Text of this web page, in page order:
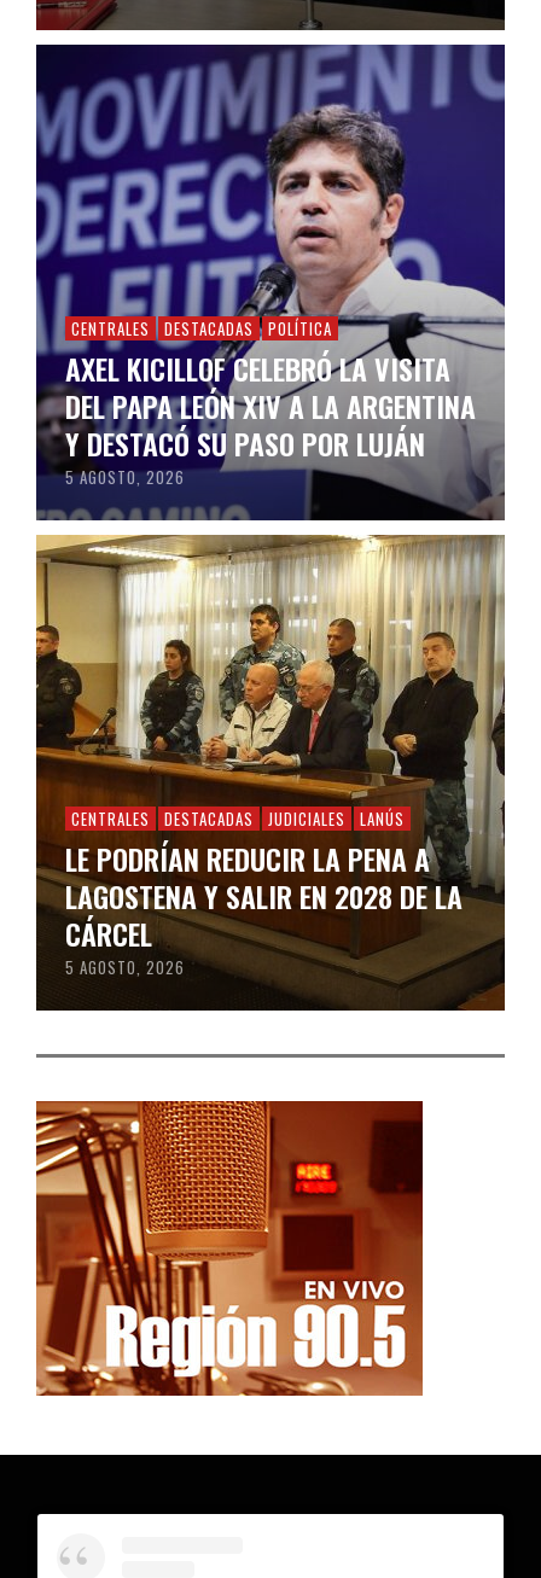
CENTRALES DESTACADAS POLÍTICA
AXEL KICILLOF CELEBRÓ LA VISITA
DEL PAPA LEÓN XIV A LA ARGENTINA
Y DESTACÓ SU PASO POR LUJÁN
5 AGOSTO, 2026
CENTRALES DESTACADAS JUDICIALES LANÚS
LE PODRÍAN REDUCIR LA PENA A
LAGOSTENA Y SALIR EN 2028 DE LA
CÁRCEL
5 AGOSTO, 2026